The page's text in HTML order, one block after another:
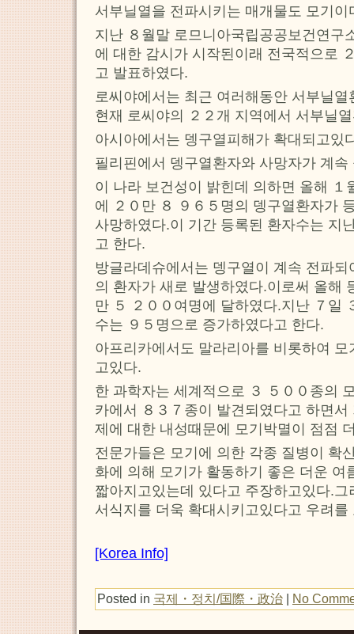
서부닐열을 전파시키는 매개물도 모기이
지난 ８월말 로므니아국립공공보건연구
에 대한 감시가 시작된이래 전국적으로
고 발표하였다.
로씨야에서는 최근 여러해동안 서부닐
현재 로씨야의 ２２개 지역에서 서부닐
아시아에서는 뎅구열피해가 확대되고있
필리핀에서 뎅구열환자와 사망자가 계속
이 나라 보건성이 밝힌데 의하면 올해 １
에 ２０만 ８ ９６５명의 뎅구열환자가
사망하였다.이 기간 등록된 환자수는 지
고 한다.
방글라데슈에서는 뎅구열이 계속 전파
의 환자가 새로 발생하였다.이로써 올해
만 ５ ２００여명에 달하였다.지난 ７일
수는 ９５명으로 증가하였다고 한다.
아프리카에서도 말라리아를 비롯하여
고있다.
한 과학자는 세계적으로 ３ ５００종의
카에서 ８３７종이 발견되였다고 하면
제에 대한 내성때문에 모기박멸이 점점
전문가들은 모기에 의한 각종 질병이 확
화에 의해 모기가 활동하기 좋은 더운 여
짧아지고있는데 있다고 주장하고있다.
서식지를 더욱 확대시키고있다고 우려를
[Korea Info]
Posted in 국제・정치/国際・政治 | No